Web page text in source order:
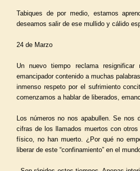
Tabiques de por medio, estamos
deseamos salir de ese mullido y cálido
24 de Marzo
Un nuevo tiempo reclama
emancipador contenido a muchas
inmenso respeto por el sufrimiento
comenzamos a hablar de liberados,
Los números no nos apabullen. Se nos
cifras de los llamados muertos con
físico, no han muerto. ¿Por qué no
liberar de este “confinamiento” en el